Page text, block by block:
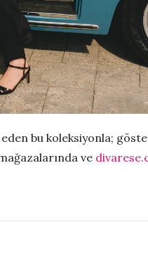
bu koleksiyonla;
ve